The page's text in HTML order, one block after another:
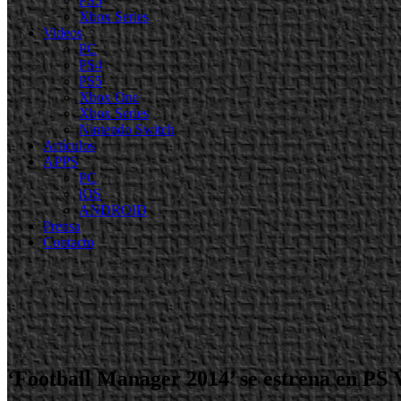
Xbox Series
Videos
PC
PS4
PS5
Xbox One
Xbox Series
Nintendo Switch
Artículos
APPS
PC
iOS
ANDROID
Prensa
Contacto
‘Football Manager 2014’ se estrena en PS